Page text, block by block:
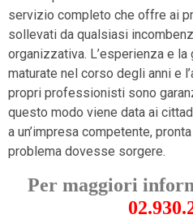
servizio completo che offre ai
sollevati da qualsiasi
organizzativa. L’esperienza e
maturate nel corso degli anni e
propri professionisti sono
questo modo viene data ai
a un’impresa competente,
problema dovesse sorgere.
Per maggiori